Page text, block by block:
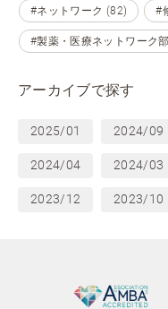
#ネットワーク (82) #
#製薬・医療ネットワーク
アーカイブで探す
2025/01 2024/09
2024/04 2024/03
2023/12 2023/10